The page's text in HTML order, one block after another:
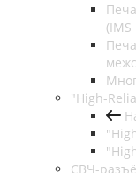
"High-
СВЧ-